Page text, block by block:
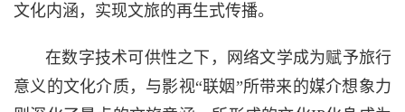
文化内涵，实现文旅的再生式传播。
在数字技术可供性之下，网络文学成为赋予旅行
意义的文化介质，与影视“联姻”所带来的媒介想象力